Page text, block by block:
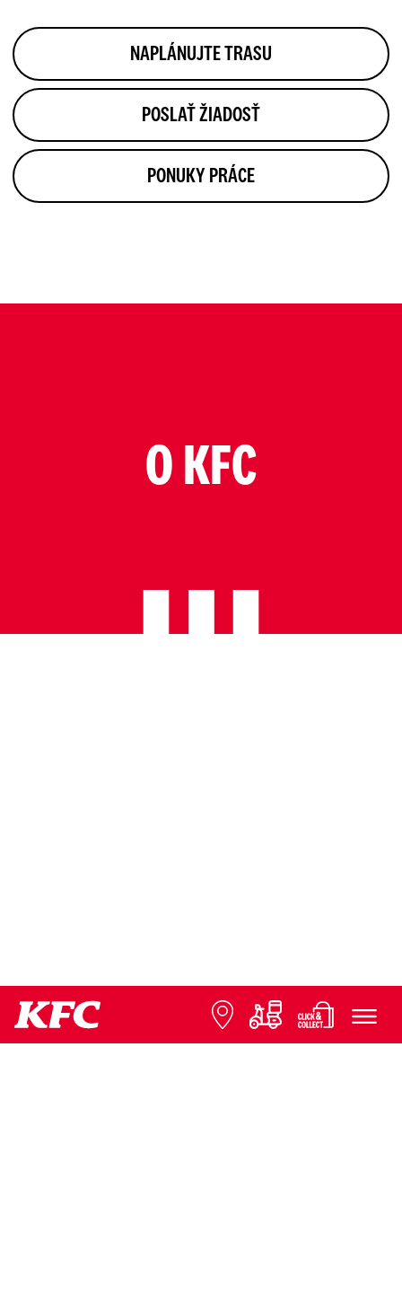
NAPLÁNUJTE TRASU
POSLAŤ ŽIADOSŤ
PONUKY PRÁCE
O KFC